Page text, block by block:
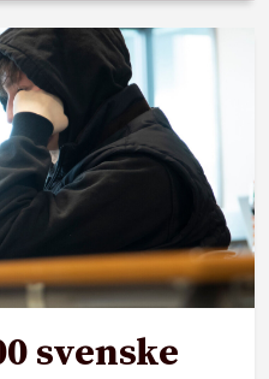
svenske